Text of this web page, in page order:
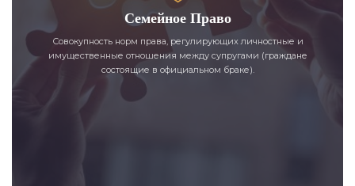
Семейное Право
Совокупность норм права, регулирующих личностные и
имущественные отношения между супругами (граждане
состоящие в официальном браке).